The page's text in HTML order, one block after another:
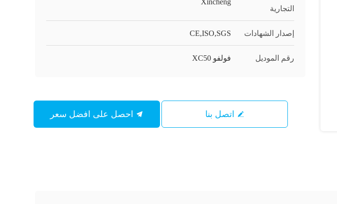
التجارية
Xincheng
إصدار الشهادات CE,ISO,SGS
رقم الموديل فولفو XC50
اتصل بنا